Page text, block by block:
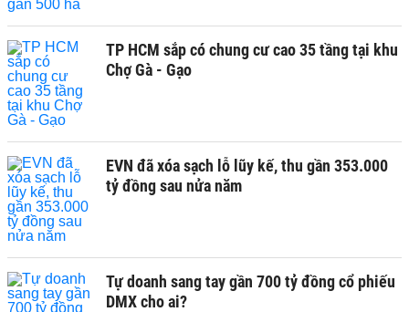
TP HCM sắp có chung cư cao 35 tầng tại khu
Chợ Gà - Gạo
EVN đã xóa sạch lỗ lũy kế, thu gần 353.000
tỷ đồng sau nửa năm
Tự doanh sang tay gần 700 tỷ đồng cổ phiếu
DMX cho ai?